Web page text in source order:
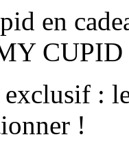
en
CUPID
exclusif :
!